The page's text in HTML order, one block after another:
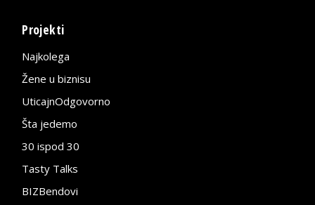
Projekti
Najkolega
Žene u biznisu
UticajnOdgovorno
Šta jedemo
30 ispod 30
Tasty Talks
BIZBendovi